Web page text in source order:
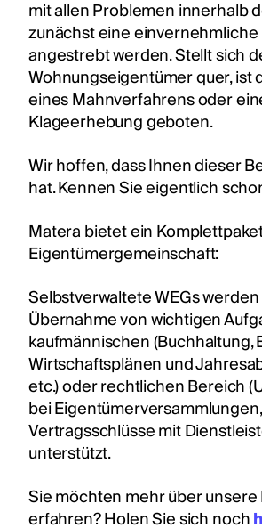
mit allen Problemen innerhalb
zunächst eine
angestrebt werden. Stellt sich
Wohnungseigentümer quer, ist
eines Mahnverfahrens oder
Klageerhebung geboten.
Wir hoffen, dass Ihnen dieser
hat. Kennen Sie eigentlich
Matera bietet ein
Eigentümergemeinschaft:
Selbstverwaltete WEGs
Übernahme von wichtigen
kaufmännischen (Buchhaltung,
Wirtschaftsplänen und
etc.) oder rechtlichen Bereich
bei Eigentümerversammlungen,
Vertragsschlüsse mit
unterstützt.
Sie möchten mehr über
erfahren? Holen Sie sich noch